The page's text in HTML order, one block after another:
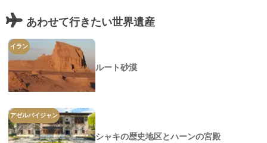
あわせて行きたい世界遺産
イラン
ルート砂漠
アゼルバイジャン
シャキの歴史地区とハーンの宮殿